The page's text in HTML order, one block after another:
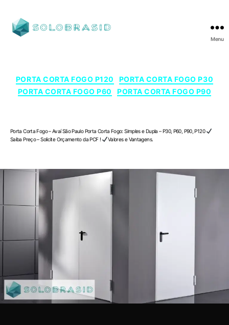
Menu
PORTA CORTA FOGO P120
PORTA CORTA FOGO P30
PORTA CORTA FOGO P60
PORTA CORTA FOGO P90
Porta Corta Fogo – Avaí São Paulo Porta Corta Fogo: Simples e Dupla – P30, P60, P90, P120
Saiba Preço – Solicite Orçamento da PCF !
Valores e Vantagens.